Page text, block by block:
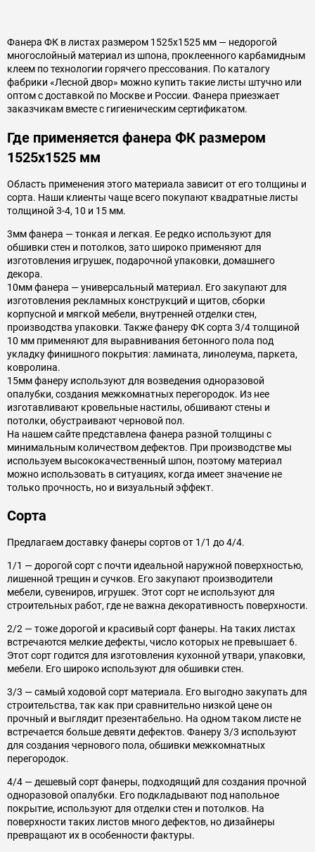
Фанера ФК в листах размером 1525х1525 мм — недорогой
многослойный материал из шпона, проклеенного карбамидным
клеем по технологии горячего прессования. По каталогу
фабрики «Лесной двор» можно купить такие листы штучно или
оптом с доставкой по Москве и России. Фанера приезжает
заказчикам вместе с гигиеническим сертификатом.
Где применяется фанера ФК размером
1525x1525 мм
Область применения этого материала зависит от его толщины и
сорта. Наши клиенты чаще всего покупают квадратные листы
толщиной 3-4, 10 и 15 мм.
3мм фанера — тонкая и легкая. Ее редко используют для
обшивки стен и потолков, зато широко применяют для
изготовления игрушек, подарочной упаковки, домашнего
декора.
10мм фанера — универсальный материал. Его закупают для
изготовления рекламных конструкций и щитов, сборки
корпусной и мягкой мебели, внутренней отделки стен,
производства упаковки. Также фанеру ФК сорта 3/4 толщиной
10 мм применяют для выравнивания бетонного пола под
укладку финишного покрытия: ламината, линолеума, паркета,
ковролина.
15мм фанеру используют для возведения одноразовой
опалубки, создания межкомнатных перегородок. Из нее
изготавливают кровельные настилы, обшивают стены и
потолки, обустраивают черновой пол.
На нашем сайте представлена фанера разной толщины с
минимальным количеством дефектов. При производстве мы
используем высококачественный шпон, поэтому материал
можно использовать в ситуациях, когда имеет значение не
только прочность, но и визуальный эффект.
Сорта
Предлагаем доставку фанеры сортов от 1/1 до 4/4.
1/1 — дорогой сорт с почти идеальной наружной поверхностью,
лишенной трещин и сучков. Его закупают производители
мебели, сувениров, игрушек. Этот сорт не используют для
строительных работ, где не важна декоративность поверхности.
2/2 — тоже дорогой и красивый сорт фанеры. На таких листах
встречаются мелкие дефекты, число которых не превышает 6.
Этот сорт годится для изготовления кухонной утвари, упаковки,
мебели. Его широко используют для обшивки стен.
3/3 — самый ходовой сорт материала. Его выгодно закупать для
строительства, так как при сравнительно низкой цене он
прочный и выглядит презентабельно. На одном таком листе не
встречается больше девяти дефектов. Фанеру 3/3 используют
для создания чернового пола, обшивки межкомнатных
перегородок.
4/4 — дешевый сорт фанеры, подходящий для создания прочной
одноразовой опалубки. Его подкладывают под напольное
покрытие, используют для отделки стен и потолков. На
поверхности таких листов много дефектов, но дизайнеры
превращают их в особенности фактуры.